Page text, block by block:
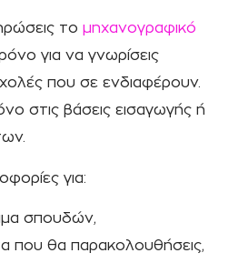
το μηχανογραφικό
για να γνωρίσεις
που σε ενδιαφέρουν.
στις βάσεις εισαγωγής ή
για:
σπουδών,
που θα παρακολουθήσεις,